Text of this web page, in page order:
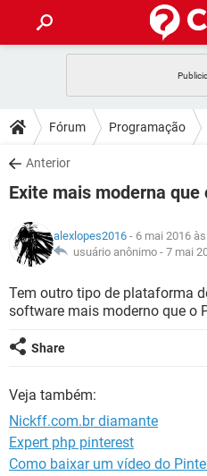
CELULAR
OUTLOOK
INSTAGRAM
GUIA DE COMPRAS
DICAS
JOGOS
INSTAGRAM
GUIA DE COMPRAS
DOWNLOADS
JOGOS
CELULAR
OUTLOOK
GUIA DE COMPRAS
JOGOS
CELULAR
OUTLOOK
GLOSSÁRIO
CELULAR
OUTLOOK
GUIA DE COMPRAS
Fórum Programação
Anterior
Exite mais moderna que
alexlopes2016 - 6 mai 2016
usuário anônimo - 7 mai
Tem outro tipo de plataforma
software mais moderno que o
Share
Veja também:
Nickff.com.br diamante
Expert php pinterest
Como baixar um vídeo do